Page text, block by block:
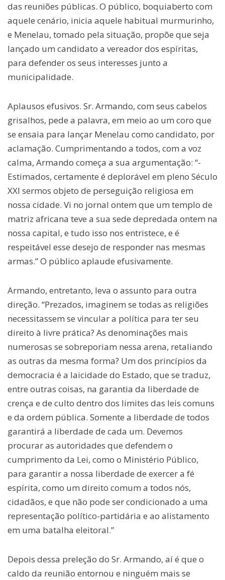
das reuniões públicas. O público, boquiaberto com
aquele cenário, inicia aquele habitual murmurinho,
e Menelau, tomado pela situação, propõe que seja
lançado um candidato a vereador dos espíritas,
para defender os seus interesses junto a
municipalidade.
Aplausos efusivos. Sr. Armando, com seus cabelos
grisalhos, pede a palavra, em meio ao um coro que
se ensaia para lançar Menelau como candidato, por
aclamação. Cumprimentando a todos, com a voz
calma, Armando começa a sua argumentação: “-
Estimados, certamente é deplorável em pleno Século
XXI sermos objeto de perseguição religiosa em
nossa cidade. Vi no jornal ontem que um templo de
matriz africana teve a sua sede depredada ontem na
nossa capital, e tudo isso nos entristece, e é
respeitável esse desejo de responder nas mesmas
armas.” O público aplaude efusivamente.
Armando, entretanto, leva o assunto para outra
direção. “Prezados, imaginem se todas as religiões
necessitassem se vincular a política para ter seu
direito à livre prática? As denominações mais
numerosas se sobreporiam nessa arena, retaliando
as outras da mesma forma? Um dos princípios da
democracia é a laicidade do Estado, que se traduz,
entre outras coisas, na garantia da liberdade de
crença e de culto dentro dos limites das leis comuns
e da ordem pública. Somente a liberdade de todos
garantirá a liberdade de cada um. Devemos
procurar as autoridades que defendem o
cumprimento da Lei, como o Ministério Público,
para garantir a nossa liberdade de exercer a fé
espírita, como um direito comum a todos nós,
cidadãos, e que não pode ser condicionado a uma
representação político-partidária e ao alistamento
em uma batalha eleitoral.”
Depois dessa preleção do Sr. Armando, aí é que o
caldo da reunião entornou e ninguém mais se